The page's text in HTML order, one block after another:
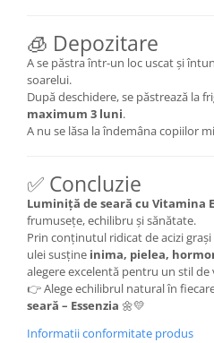
🧊 Depozitare
A se păstra într-un loc uscat și
soarelui.
După deschidere, se păstrează la
maximum 3 luni.
A nu se lăsa la îndemâna copiilor
✅ Concluzie
Luminiță de seară cu Vitamina E
frumusețe, echilibru și sănătate.
Prin conținutul ridicat de acizi
ulei susține inima, pielea,
alegere excelentă pentru un stil
👉 Alege echilibrul natural în
seară – Essenzia 🌼💛
Informatii conformitate produs